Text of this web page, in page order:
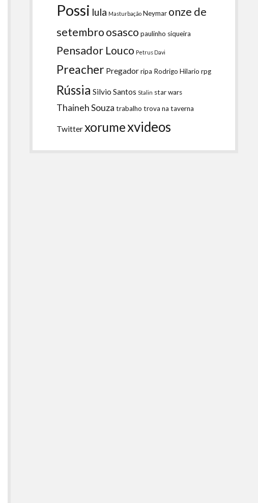
Possi lula Masturbação Neymar onze de
setembroosasco paulinho siqueira
Pensador Louco Petrus Davi
Preacher Pregadorripa Rodrigo Hilario rpg
Rússia Silvio Santos Stalin star wars
Thaineh Souza trabalho trova na taverna
Twitterxorumexvideos